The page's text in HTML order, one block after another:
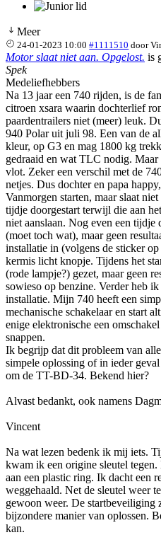
Meer
24-01-2023 10:00 #1111510 door
Motor slaat niet aan. Opgelost. is
Spek
Medeliefhebbers
Na 13 jaar een 740 rijden, is de
citroen xsara waarin dochterlief
paardentrailers niet (meer) leuk.
940 Polar uit juli 98. Een van de
kleur, op G3 en mag 1800 kg
gedraaid en wat TLC nodig.
vlot. Zeker een verschil met de
netjes. Dus dochter en papa
Vanmorgen starten, maar slaat
tijdje doorgestart terwijl die aan
niet aanslaan. Nog even een tijdje
(moet toch wat), maar geen
installatie in (volgens de sticker
kermis licht knopje. Tijdens het
(rode lampje?) gezet, maar geen
sowieso op benzine. Verder heb
installatie. Mijn 740 heeft een
mechanische schakelaar en start
enige elektronische een
snappen.
Ik begrijp dat dit probleem van
simpele oplossing of in ieder
om de TT-BD-34. Bekend hier?
Alvast bedankt, ook namens
Vincent
Na wat lezen bedenk ik mij iets.
kwam ik een origine sleutel tegen.
aan een plastic ring. Ik dacht een
weggehaald. Net de sleutel weer
gewoon weer. De startbeveiliging
bijzondere manier van oplossen.
kan.